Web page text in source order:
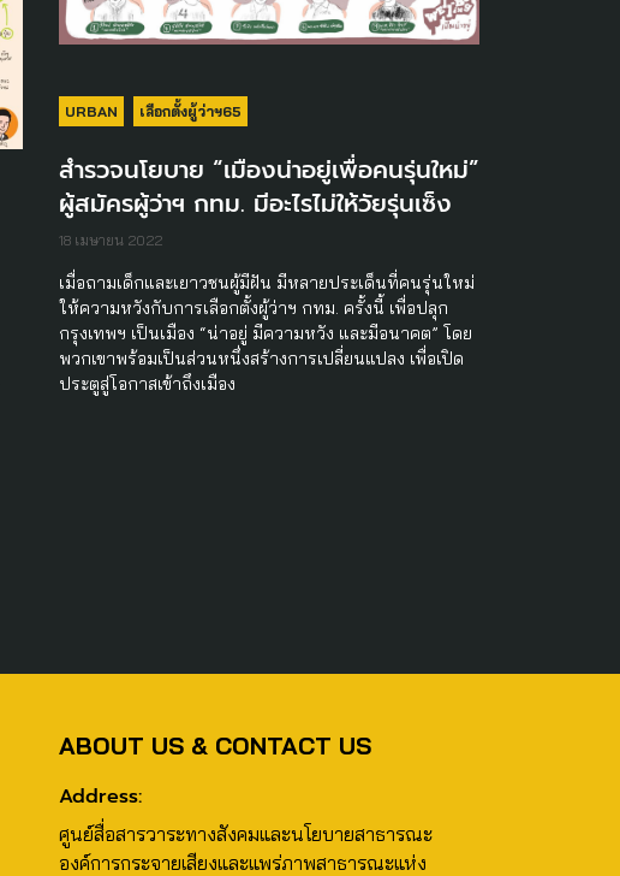
URBAN เลือกตั้งผู้ว่าฯ65
สำรวจนโยบาย “เมืองน่าอยู่เพื่อคนรุ่นใหม่”
ผู้สมัครผู้ว่าฯ กทม. มีอะไรไม่ให้วัยรุ่นเซ็ง
18 เมษายน 2022
เมื่อถามเด็กและเยาวชนผู้มีฝัน มีหลายประเด็นที่คนรุ่นใหม่
ให้ความหวังกับการเลือกตั้งผู้ว่าฯ กทม. ครั้งนี้ เพื่อปลุก
กรุงเทพฯ เป็นเมือง “น่าอยู่ มีความหวัง และมีอนาคต” โดย
พวกเขาพร้อมเป็นส่วนหนึ่งสร้างการเปลี่ยนแปลง เพื่อเปิด
ประตูสู่โอกาสเข้าถึงเมือง
ABOUT US & CONTACT US
Address:
ศูนย์สื่อสารวาระทางสังคมและนโยบายสาธารณะ
องค์การกระจายเสียงและแพร่ภาพสาธารณะแห่ง